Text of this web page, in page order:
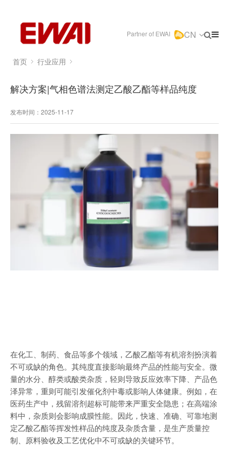
Partner of EWAI CN
首页 行业应用
解决方案|气相色谱法测定乙酸乙酯等样品纯度
发布时间：2025-11-17
在化工、制药、食品等多个领域，乙酸乙酯等有机溶剂扮演着
不可或缺的角色。其纯度直接影响最终产品的性能与安全。微
量的水分、醇类或酸类杂质，轻则导致反应效率下降、产品色
泽异常，重则可能引发催化剂中毒或影响人体健康。例如，在
医药生产中，残留溶剂超标可能带来严重安全隐患；在高端涂
料中，杂质则会影响成膜性能。因此，快速、准确、可靠地测
定乙酸乙酯等挥发性样品的纯度及杂质含量，是生产质量控
制、原料验收及工艺优化中不可或缺的关键环节。